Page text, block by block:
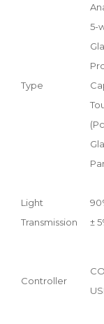
Type
5-
Light
Transmission
±
Controller